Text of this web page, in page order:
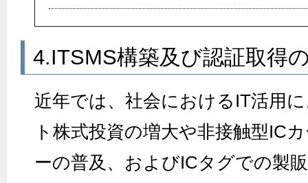
4.ITSMS構築及び認証取得
近年では、社会におけるIT活用
ト株式投資の増大や非接触型IC
ーの普及、およびICタグでの製